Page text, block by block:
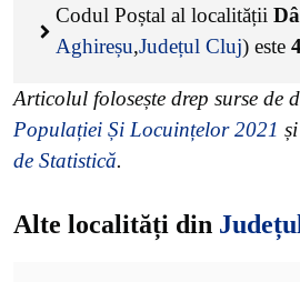
Codul Poștal al localității
Aghireșu,Județul Cluj) este
Articolul folosește drep surse de
Populației Și Locuințelor 2021 și
de Statistică.
Alte localități din